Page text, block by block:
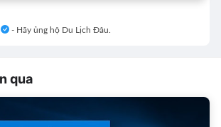
- Hãy ủng hộ Du Lịch Đâu.
qua